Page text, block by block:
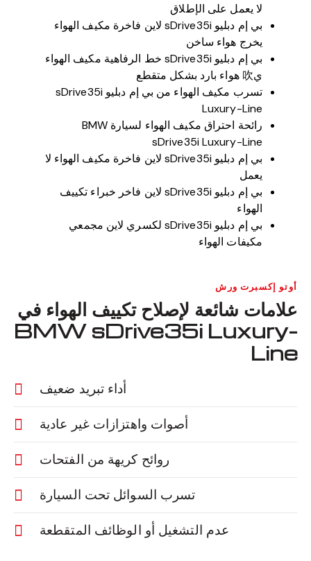
لا يعمل على الإطلاق
بي إم دبليو sDrive35i لاين فاخرة مكيف الهواء
يخرج هواء ساخن
بي إم دبليو sDrive35i خط الرفاهية مكيف الهواء
ي吹 هواء بارد بشكل متقطع
تسرب مكيف الهواء من بي إم دبليو sDrive35i
Luxury-Line
رائحة احتراق مكيف الهواء لسيارة BMW
sDrive35i Luxury-Line
بي إم دبليو sDrive35i لاين فاخرة مكيف الهواء لا
يعمل
بي إم دبليو sDrive35i لاين فاخر خبراء تكييف
الهواء
بي إم دبليو sDrive35i لكسري لاين مجمعي
مكيفات الهواء
أوتو إكسبرت ورش
علامات شائعة لإصلاح تكييف الهواء في
BMW sDrive35i Luxury-
Line
أداء تبريد ضعيف
أصوات واهتزازات غير عادية
روائح كريهة من الفتحات
تسرب السوائل تحت السيارة
عدم التشغيل أو الوظائف المتقطعة